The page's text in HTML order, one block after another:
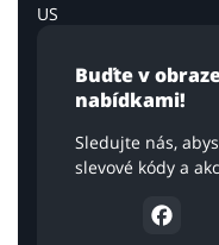
Buďte v
nabídkami!
Sledujte nás,
slevové kódy a
US